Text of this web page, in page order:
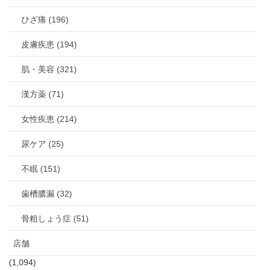
ひざ痛 (196)
皮膚疾患 (194)
肌・美容 (321)
漢方薬 (71)
女性疾患 (214)
尿ケア (25)
不眠 (151)
歯槽膿漏 (32)
骨粗しょう症 (51)
店舗
(1,094)